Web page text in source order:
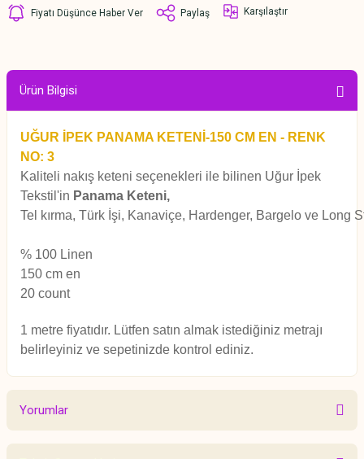
Fiyatı Düşünce Haber Ver Paylaş Karşılaştır
Ürün Bilgisi
UĞUR İPEK PANAMA KETENİ-150 CM EN - RENK
NO: 3
Kaliteli nakış keteni seçenekleri ile bilinen Uğur İpek
Tekstil'in Panama Keteni,
Tel kırma, Türk İşi, Kanaviçe, Hardenger, Bargelo ve Long
% 100 Linen
150 cm en
20 count
1 metre fiyatıdır. Lütfen satın almak istediğiniz metrajı
belirleyiniz ve sepetinizde kontrol ediniz.
Yorumlar